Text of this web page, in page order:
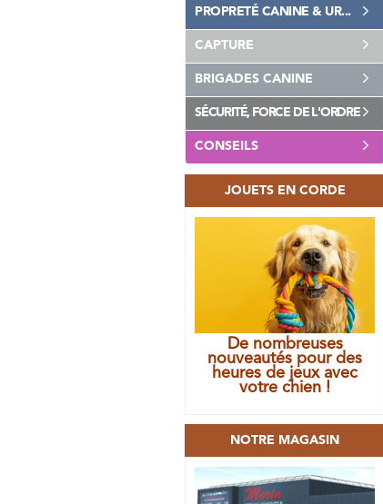
PROPRETÉ CANINE & UR...
CAPTURE
BRIGADES CANINE
SÉCURITÉ, FORCE DE L'ORDRE
CONSEILS
JOUETS EN CORDE
De nombreuses
nouveautés pour des
heures de jeux avec
votre chien !
NOTRE MAGASIN